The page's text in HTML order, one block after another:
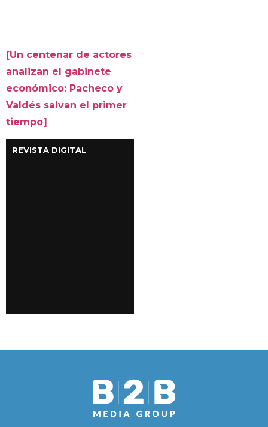
[Un centenar de actores
analizan el gabinete
económico: Pacheco y
Valdés salvan el primer
tiempo]
REVISTA DIGITAL